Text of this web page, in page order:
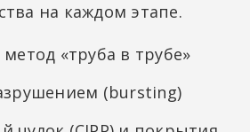
на каждом этапе.
«труба в трубе»
(bursting)